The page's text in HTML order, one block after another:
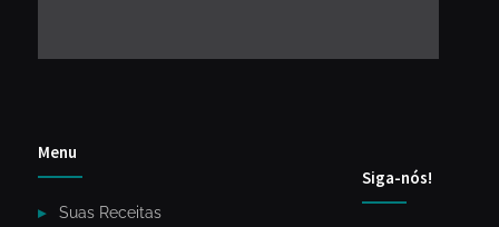
Menu
Suas Receitas
Siga-nós!